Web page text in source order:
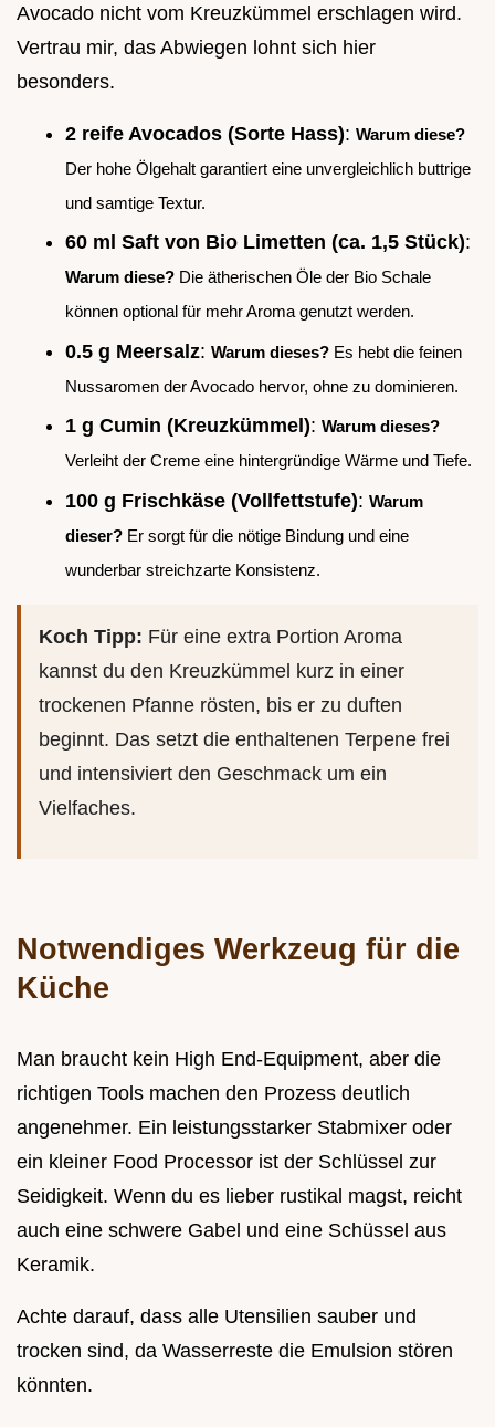
Avocado nicht vom Kreuzkümmel erschlagen wird.
Vertrau mir, das Abwiegen lohnt sich hier
besonders.
2 reife Avocados (Sorte Hass): Warum diese?
Der hohe Ölgehalt garantiert eine unvergleichlich buttrige
und samtige Textur.
60 ml Saft von Bio Limetten (ca. 1,5 Stück):
Warum diese? Die ätherischen Öle der Bio Schale
können optional für mehr Aroma genutzt werden.
0.5 g Meersalz: Warum dieses? Es hebt die feinen
Nussaromen der Avocado hervor, ohne zu dominieren.
1 g Cumin (Kreuzkümmel): Warum dieses?
Verleiht der Creme eine hintergründige Wärme und Tiefe.
100 g Frischkäse (Vollfettstufe): Warum
dieser? Er sorgt für die nötige Bindung und eine
wunderbar streichzarte Konsistenz.
Koch Tipp: Für eine extra Portion Aroma
kannst du den Kreuzkümmel kurz in einer
trockenen Pfanne rösten, bis er zu duften
beginnt. Das setzt die enthaltenen Terpene frei
und intensiviert den Geschmack um ein
Vielfaches.
Notwendiges Werkzeug für die
Küche
Man braucht kein High End-Equipment, aber die
richtigen Tools machen den Prozess deutlich
angenehmer. Ein leistungsstarker Stabmixer oder
ein kleiner Food Processor ist der Schlüssel zur
Seidigkeit. Wenn du es lieber rustikal magst, reicht
auch eine schwere Gabel und eine Schüssel aus
Keramik.
Achte darauf, dass alle Utensilien sauber und
trocken sind, da Wasserreste die Emulsion stören
könnten.